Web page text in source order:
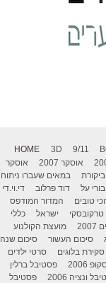
HOME 3D 9/11
אוסקר 2007
אוסקר
ביקורת
במאים שעברו ניתוח
על דוד פרלוב
די.וי.די
טובים
המדור המודפס
טרקובסקי ישראל
כללי
מועצת הקולנוע
סיכום העשור
סיכום שנה
סקירת בלוגים
סרטי ילדים
2006
פסטיבל ברלין
ונציה 2006 פסטיבל